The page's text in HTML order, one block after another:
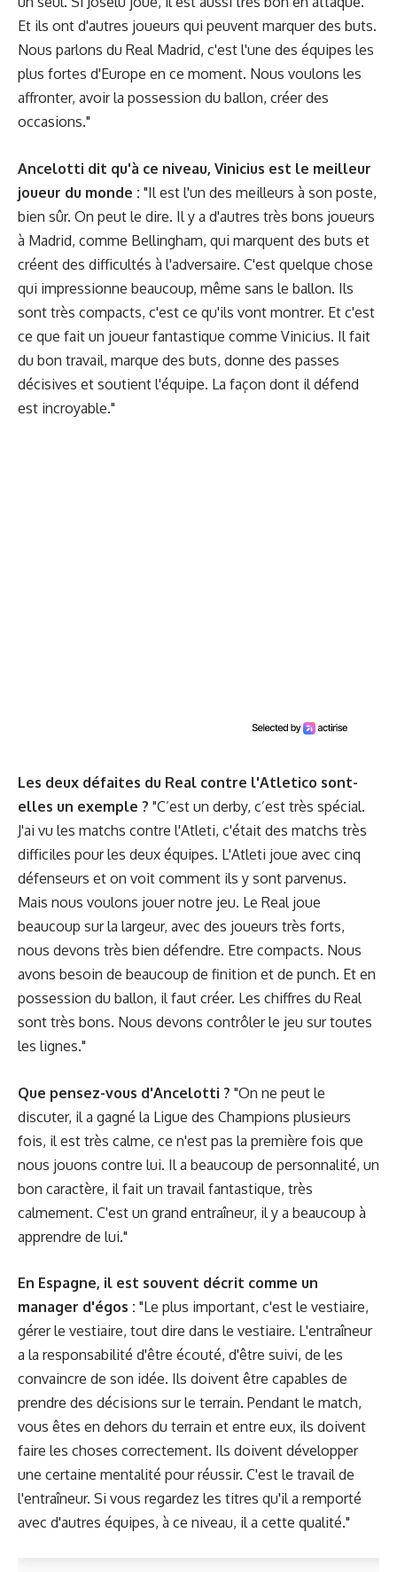
Et ils ont d'autres joueurs qui peuvent marquer des buts.
Nous parlons du Real Madrid, c'est l'une des équipes les
plus fortes d'Europe en ce moment. Nous voulons les
affronter, avoir la possession du ballon, créer des
occasions."
Ancelotti dit qu'à ce niveau, Vinicius est le meilleur
joueur du monde : "Il est l'un des meilleurs à son poste,
bien sûr. On peut le dire. Il y a d'autres très bons joueurs
à Madrid, comme Bellingham, qui marquent des buts et
créent des difficultés à l'adversaire. C'est quelque chose
qui impressionne beaucoup, même sans le ballon. Ils
sont très compacts, c'est ce qu'ils vont montrer. Et c'est
ce que fait un joueur fantastique comme Vinicius. Il fait
du bon travail, marque des buts, donne des passes
décisives et soutient l'équipe. La façon dont il défend
est incroyable."
Les deux défaites du Real contre l'Atletico sont-
elles un exemple ? "C’est un derby, c’est très spécial.
J'ai vu les matchs contre l'Atleti, c'était des matchs très
difficiles pour les deux équipes. L'Atleti joue avec cinq
défenseurs et on voit comment ils y sont parvenus.
Mais nous voulons jouer notre jeu. Le Real joue
beaucoup sur la largeur, avec des joueurs très forts,
nous devons très bien défendre. Etre compacts. Nous
avons besoin de beaucoup de finition et de punch. Et en
possession du ballon, il faut créer. Les chiffres du Real
sont très bons. Nous devons contrôler le jeu sur toutes
les lignes."
Que pensez-vous d'Ancelotti ? "On ne peut le
discuter, il a gagné la Ligue des Champions plusieurs
fois, il est très calme, ce n'est pas la première fois que
nous jouons contre lui. Il a beaucoup de personnalité, un
bon caractère, il fait un travail fantastique, très
calmement. C'est un grand entraîneur, il y a beaucoup à
apprendre de lui."
En Espagne, il est souvent décrit comme un
manager d'égos : "Le plus important, c'est le vestiaire,
gérer le vestiaire, tout dire dans le vestiaire. L'entraîneur
a la responsabilité d'être écouté, d'être suivi, de les
convaincre de son idée. Ils doivent être capables de
prendre des décisions sur le terrain. Pendant le match,
vous êtes en dehors du terrain et entre eux, ils doivent
faire les choses correctement. Ils doivent développer
une certaine mentalité pour réussir. C'est le travail de
l'entraîneur. Si vous regardez les titres qu'il a remporté
avec d'autres équipes, à ce niveau, il a cette qualité."